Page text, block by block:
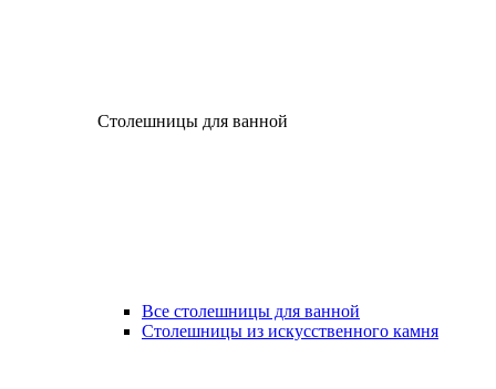
Столешницы для ванной
Все столешницы для ванной
Столешницы из искусственного камня